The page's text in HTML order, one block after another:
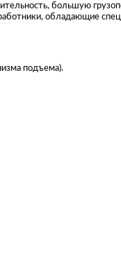
большую
обладающие
подъема).